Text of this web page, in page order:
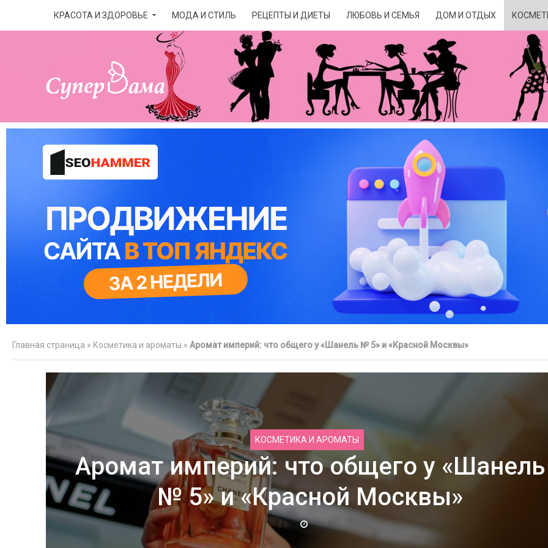
КРАСОТА И ЗДОРОВЬЕ МОДА И СТИЛЬ РЕЦЕПТЫ И ДИЕТЫ ЛЮБОВЬ И СЕМЬЯ ДОМ И ОТДЫХ
Главная страница » Косметика и ароматы » Аромат империй: что общего у «Шанель № 5» и «Красной Москвы»
КОСМЕТИКА И АРОМАТЫ
Аромат империй: что общего у «Шанель
№ 5» и «Красной Москвы»
Как ухаживать за телом летом?